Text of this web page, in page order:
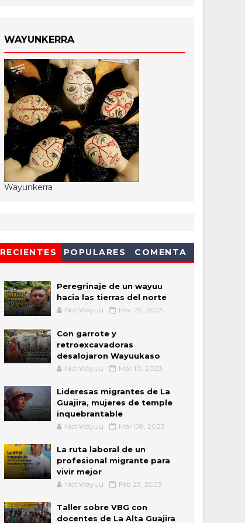
WAYUNKERRA
Wayunkerra
RECIENTES POPULARES COMENTA
Peregrinaje de un wayuu
hacia las tierras del norte
NotiWayuu Mar 29, 2023
Con garrote y
retroexcavadoras
desalojaron Wayuukaso
NotiWayuu Mar 10, 2023
Lideresas migrantes de La
Guajira, mujeres de temple
inquebrantable
NotiWayuu Mar 08, 2023
La ruta laboral de un
profesional migrante para
vivir mejor
NotiWayuu Feb 23, 2023
Taller sobre VBG con
docentes de La Alta Guajira